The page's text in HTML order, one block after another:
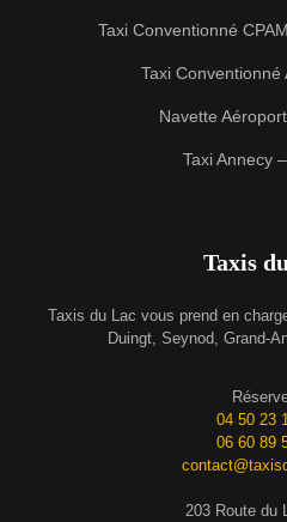
Taxi Conventionné
Taxi Conventionné
Navette
Taxi Annecy
Taxis
Taxis du Lac vous prend en
Duingt, Seynod, Grand-
04 50 23
06 60 89
203 Route du